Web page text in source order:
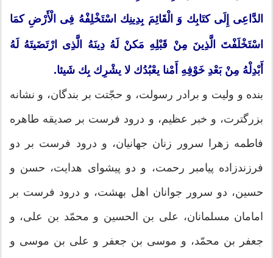
الدَّاعِی إِلَی كتَابِك وَ الْقَائِمَ بِدِینِك اسْتَخْلِفْهُ فِی الْأَرْضِ كمَا
اسْتَخْلَفْتَ الَّذِینَ مِنْ قَبْلِهِ مَكنْ لَهُ دِینَهُ الَّذِی ارْتَضَیتَهُ لَهُ
أَبْدِلْهُ مِنْ بَعْدِ خَوْفِهِ أَمْنا یعْبُدُك لا یشْرِك بِك شَیئا.
بنده و ولیت و برادر رسولت، و حجّتت بر بندگان، و نشانه
بزرگترت، و خبر عظیم، و درود فرست بر صدیقه طاهره
فاطمه زهرا سرور زنان جهانیان، و درود فرست بر دو
فرزندزاده پیامبر رحمت، و دو پیشوای هدایت، حسن و
حسین، دو سرور جوانان اهل بهشت، و درود فرست بر
امامان مسلمانان، علی بن الحسین و محمّد بن علی، و
جعفر بن محمّد، و موسی بن جعفر و علی بن موسی و